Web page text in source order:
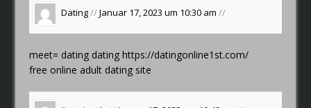
Dating//Januar 17, 2023 um 10:30 am//
meet= dating datinghttps://datingonline1st.com/
free online adult dating site